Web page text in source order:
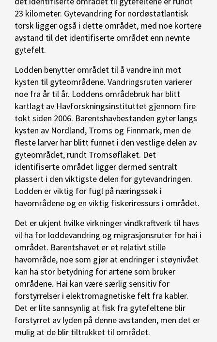
23 kilometer. Gytevandring for nordøstatlantisk
torsk ligger også i dette området, med noe kortere
avstand til det identifiserte området enn nevnte
gytefelt.
Lodden benytter området til å vandre inn mot
kysten til gyteområdene. Vandringsruten varierer
noe fra år til år. Loddens områdebruk har blitt
kartlagt av Havforskningsinstituttet gjennom fire
tokt siden 2006. Barentshavbestanden gyter langs
kysten av Nordland, Troms og Finnmark, men de
fleste larver har blitt funnet i den vestlige delen av
gyteområdet, rundt Tromsøflaket. Det
identifiserte området ligger dermed sentralt
plassert i den viktigste delen for gytevandringen.
Lodden er viktig for fugl på næringssøk i
havområdene og en viktig fiskeriressurs i området.
Det er ukjent hvilke virkninger vindkraftverk til havs
vil ha for loddevandring og migrasjonsruter for hai i
området. Barentshavet er et relativt stille
havområde, noe som gjør at endringer i støynivået
kan ha stor betydning for artene som bruker
områdene. Hai kan være særlig sensitiv for
forstyrrelser i elektromagnetiske felt fra kabler.
Det er lite sannsynlig at fisk fra gytefeltene blir
forstyrret av lyden på denne avstanden, men det er
mulig at de blir tiltrukket til området.